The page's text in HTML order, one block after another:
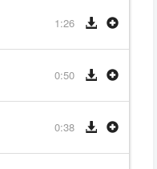
1:26
0:50
0:38